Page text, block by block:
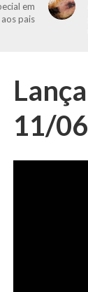
em
pais
11/06